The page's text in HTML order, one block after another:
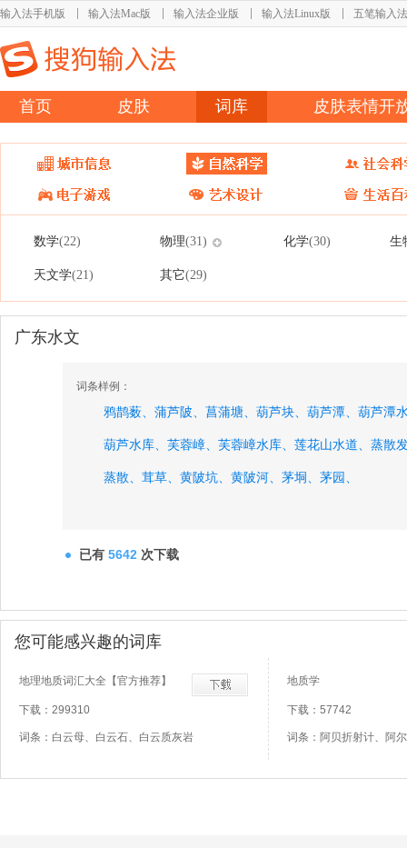
输入法手机版 输入法Mac版 输入法企业版 输入法Linux版 五笔输入法
首页 皮肤 词库 皮肤表情开
数学(22) 物理(31) 化学(30) 生
天文学(21) 其它(29)
广东水文
词条样例：
鸦鹊薮、 蒲芦陂、 菖蒲塘、 葫芦块、 葫芦潭、 葫芦潭
葫芦水库、 芙蓉嶂、 芙蓉嶂水库、 莲花山水道、 蒸散
蒸散、 茸草、 黄陂坑、 黄陂河、 茅垌、 茅园、
已有 5642 次下载
您可能感兴趣的词库
地理地质词汇大全【官方推荐】
下载：299310
词条：白云母、白云石、白云质灰岩
地质学
下载：57742
词条：阿贝折射计、阿